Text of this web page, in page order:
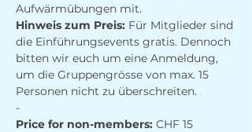
Aufwärmübungen mit.
Hinweis zum Preis: Für Mitglieder sind
die Einführungsevents gratis. Dennoch
bitten wir euch um eine Anmeldung,
um die Gruppengrösse von max. 15
Personen nicht zu überschreiten.
-
Price for non-members: CHF 15